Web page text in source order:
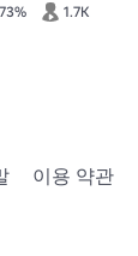
73% 1.7K
이용 약관